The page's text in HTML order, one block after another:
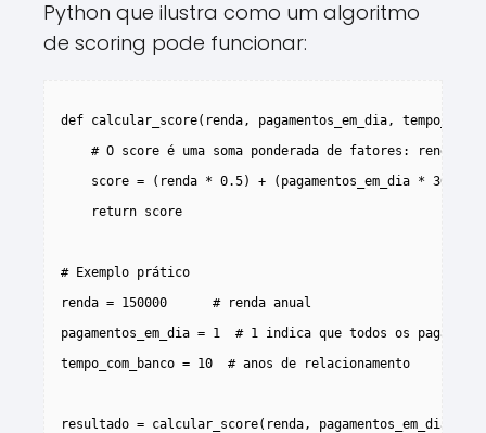
Python que ilustra como um algoritmo
de scoring pode funcionar:
def calcular_score(renda, pagamentos_em_dia,
# O score é uma soma ponderada de fatores: renda,
score = (renda * 0.5) + (pagamentos_em_dia * 300) +
    return score
# Exemplo prático
renda = 150000      # renda anual
pagamentos_em_dia = 1  # 1 indica que todos os
tempo_com_banco = 10  # anos de relacionamento
resultado = calcular_score(renda, pagamentos_em_dia,